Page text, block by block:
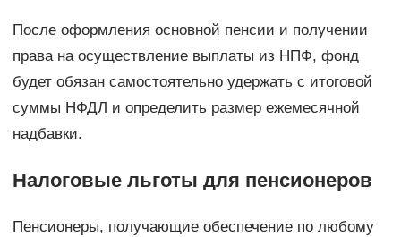
После оформления основной пенсии и получении
права на осуществление выплаты из НПФ, фонд
будет обязан самостоятельно удержать с итоговой
суммы НФДЛ и определить размер ежемесячной
надбавки.
Налоговые льготы для пенсионеров
Пенсионеры, получающие обеспечение по любому